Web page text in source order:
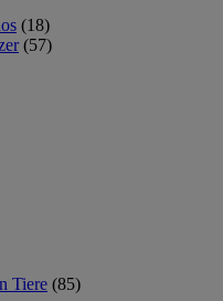
(18)
(57)
Tiere (85)